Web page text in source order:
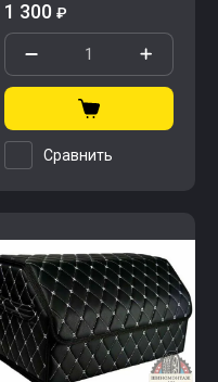
1 300 ₽
Сравнить